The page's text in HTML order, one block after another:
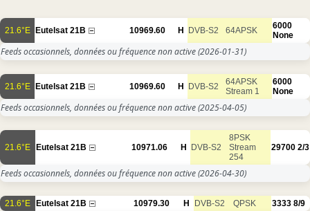
21.6°E Eutelsat 21B 10969.60 H DVB-S2 64APSK
6000
None
Feeds occasionnels, données ou fréquence non active(2026-01-31)
21.6°E Eutelsat 21B 10969.60 H DVB-S2
64APSK
Stream 1
6000
None
Feeds occasionnels, données ou fréquence non active(2025-04-05)
21.6°E Eutelsat 21B 10971.06 H DVB-S2
8PSK
Stream
254
29700 2/3
Feeds occasionnels, données ou fréquence non active(2026-04-30)
21.6°E Eutelsat 21B 10979.30 H DVB-S2 QPSK 3333 8/9